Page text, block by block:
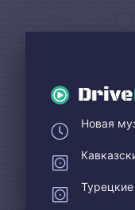
Drive
Новая
Турецкие